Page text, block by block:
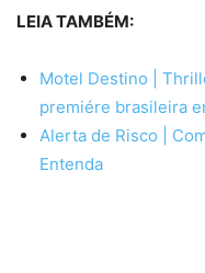
LEIA TAMBÉM:
Motel Destino |
premiére brasileira
Alerta de Risco |
Entenda